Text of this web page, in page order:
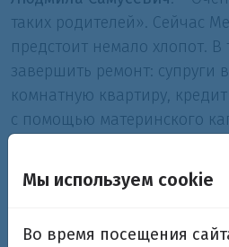
таких родителей». Сейчас
предстоит немало хлопот. В
завершить ремонт: супруги
комнатную квартиру,
с помощью материнского
Мы используем cookie
Во время посещения